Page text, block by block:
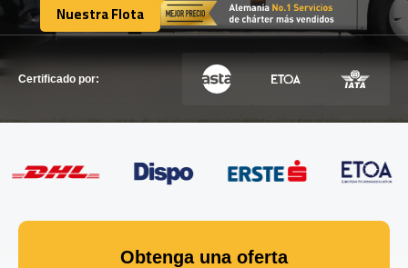
Nuestra Flota
Nuestra Flota
Certificado por:
Obtenga una oferta